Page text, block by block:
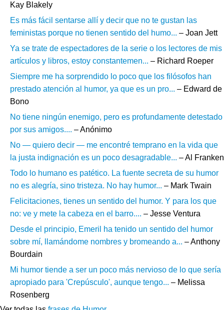
Kay Blakely
Es más fácil sentarse allí y decir que no te gustan las
feministas porque no tienen sentido del humo... – Joan Jett
Ya se trate de espectadores de la serie o los lectores de mis
artículos y libros, estoy constantemen... – Richard Roeper
Siempre me ha sorprendido lo poco que los filósofos han
prestado atención al humor, ya que es un pro... – Edward de
Bono
No tiene ningún enemigo, pero es profundamente detestado
por sus amigos.... – Anónimo
No — quiero decir — me encontré temprano en la vida que
la justa indignación es un poco desagradable... – Al Franken
Todo lo humano es patético. La fuente secreta de su humor
no es alegría, sino tristeza. No hay humor... – Mark Twain
Felicitaciones, tienes un sentido del humor. Y para los que
no: ve y mete la cabeza en el barro.... – Jesse Ventura
Desde el principio, Emeril ha tenido un sentido del humor
sobre mí, llamándome nombres y bromeando a... – Anthony
Bourdain
Mi humor tiende a ser un poco más nervioso de lo que sería
apropiado para 'Crepúsculo', aunque tengo... – Melissa
Rosenberg